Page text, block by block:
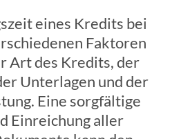
eines Kredits bei
Faktoren
Art des Kredits, der
Unterlagen und der
Eine sorgfältige
Einreichung aller